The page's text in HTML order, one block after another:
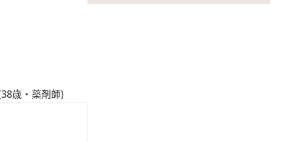
歳・薬剤師)